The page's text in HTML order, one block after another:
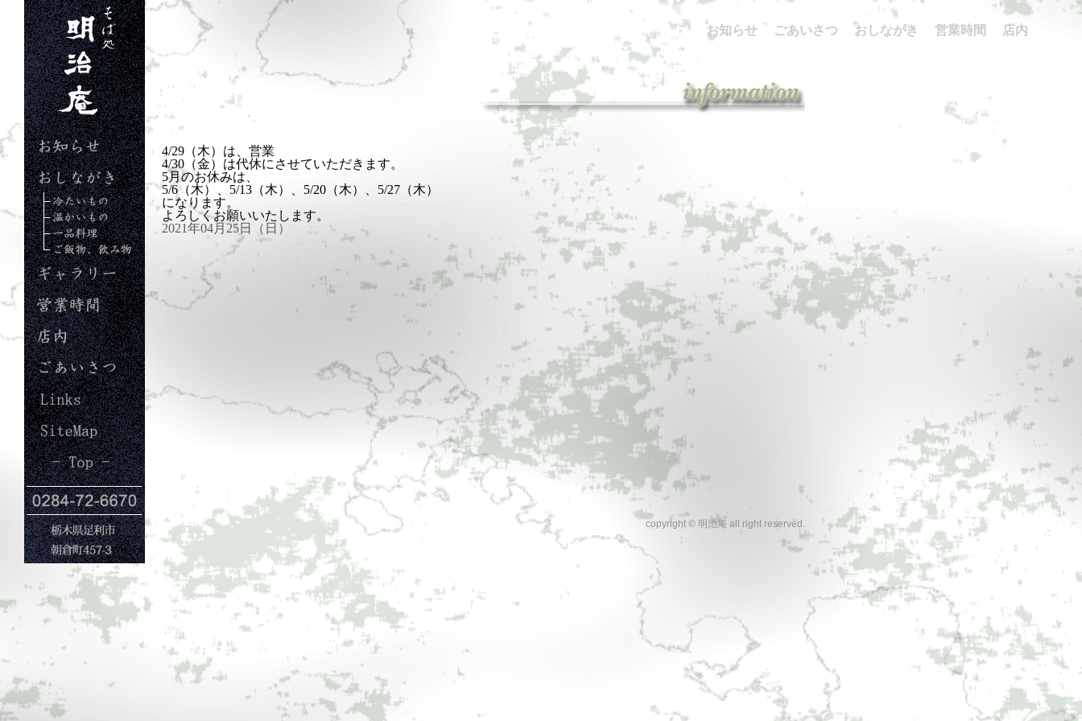
4/29（木）は、営業
4/30（金）は代休にさせていただきます。
5月のお休みは、
5/6（木）、5/13（木）、5/20（木）、5/27（木）
になります。
よろしくお願いいたします。
2021年04月25日（日）
copyright © 明治庵 all right reserved.
明治庵
お知らせ
おしながき
冷たいもの
暖かいもの
一品料理
ご飯、飲み物
ギャラリー
営業時間
店内
ごあいさつ
Links
Site Map
Top
お知らせ ごあいさつ おしながき 営業時間 店内